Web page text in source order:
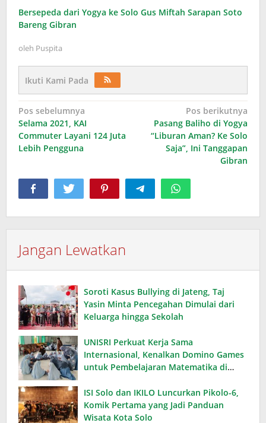
Bersepeda dari Yogya ke Solo Gus Miftah Sarapan Soto
Bareng Gibran
oleh Puspita
Ikuti Kami Pada
Navigasi
pos
Pos sebelumnya
Selama 2021, KAI
Commuter Layani 124 Juta
Lebih Pengguna
Pos berikutnya
Pasang Baliho di Yogya
“Liburan Aman? Ke Solo
Saja”, Ini Tanggapan
Gibran
Jangan Lewatkan
Soroti Kasus Bullying di Jateng, Taj
Yasin Minta Pencegahan Dimulai dari
Keluarga hingga Sekolah
UNISRI Perkuat Kerja Sama
Internasional, Kenalkan Domino Games
untuk Pembelajaran Matematika di
ISI Solo dan IKILO Luncurkan Pikolo-6,
Komik Pertama yang Jadi Panduan
Wisata Kota Solo